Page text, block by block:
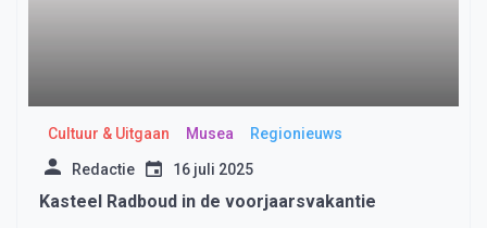
Cultuur & Uitgaan Musea Regionieuws
Redactie 16 juli 2025
Kasteel Radboud in de voorjaarsvakantie